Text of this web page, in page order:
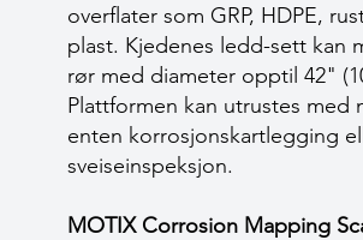
overflater som GRP, HDPE,
plast. Kjedenes ledd-sett kan
rør med diameter opptil 42"
Plattformen kan utrustes med
enten korrosjonskartlegging
sveiseinspeksjon.
MOTIX Corrosion Mapping